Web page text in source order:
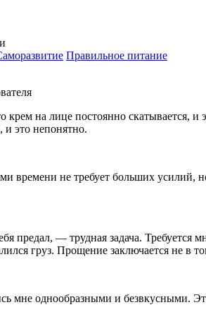
Правильное питание
крем на лице постоянно скатывается, и
и это непонятно.
времени не требует больших
предал, — трудная задача.
груз. Прощение заключается не в
мне однообразными и безвкусными.